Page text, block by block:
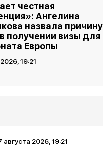
честная
Ангелина
назвала причину
получении визы для
Европы
19:21
августа 2026, 19:21